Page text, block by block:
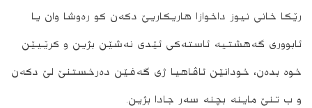
رێکا خانی نیوز داخوازا ھاریکاریێ دکەن کو رەوشا وان یا
ئابووری گەھشتیە ئاستەکی ئێدی نەشێن بژین و کرێیێن
خوە بدەن، خودانێن ئاڤاھیا ژی گەفێن دەرخستنێ لێ دکەن
و ب تنێ ماینە بچنە سەر جادا بژین.